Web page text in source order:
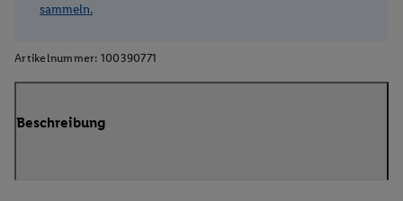
sammeln.
Artikelnummer: 100390771
Beschreibung